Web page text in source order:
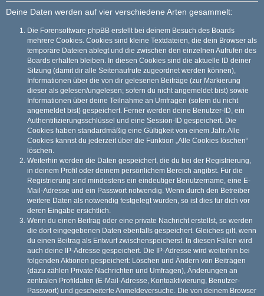
Deine Daten werden auf vier verschiedene Arten gesammelt:
Die Forensoftware phpBB erstellt bei deinem Besuch des Boards
mehrere Cookies. Cookies sind kleine Textdateien, die dein Browser als
temporäre Dateien ablegt und die zwischen den einzelnen Aufrufen des
Boards erhalten bleiben. In diesen Cookies sind die aktuelle ID deiner
Sitzung (damit dir alle Seitenaufrufe zugeordnet werden können),
Informationen über die von dir gelesenen Beiträge (zur Markierung
dieser als gelesen/ungelesen; sofern du nicht angemeldet bist) sowie
Informationen über deine Teilnahme an Umfragen (sofern du nicht
angemeldet bist) gespeichert. Ferner werden deine Benutzer-ID, ein
Authentifizierungsschlüssel und eine Session-ID gespeichert. Die
Cookies haben standardmäßig eine Gültigkeit von einem Jahr. Alle
Cookies kannst du jederzeit über die Funktion „Alle Cookies löschen“
löschen.
Weiterhin werden die Daten gespeichert, die du bei der Registrierung,
in deinem Profil oder deinem persönlichem Bereich angibst. Für die
Registrierung sind mindestens ein eindeutiger Benutzername, eine E-
Mail-Adresse und ein Passwort notwendig. Wenn durch den Betreiber
weitere Daten als notwendig festgelegt wurden, so ist dies für dich vor
deren Eingabe ersichtlich.
Wenn du einen Beitrag oder eine private Nachricht erstellst, so werden
die dort eingegebenen Daten ebenfalls gespeichert. Gleiches gilt, wenn
du einen Beitrag als Entwurf zwischenspeicherst. In diesen Fällen wird
auch deine IP-Adresse gespeichert. Die IP-Adresse wird weiterhin bei
folgenden Aktionen gespeichert: Löschen und Ändern von Beiträgen
(dazu zählen Private Nachrichten und Umfragen), Änderungen an
zentralen Profildaten (E-Mail-Adresse, Kontoaktivierung, Benutzer-
Passwort) und gescheiterte Anmeldeversuche. Die von deinem Browser